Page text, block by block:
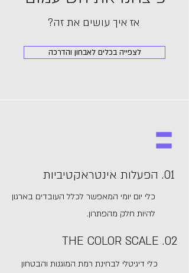
אז איך עושים את זה?
לצפייה בכלים לאבחון והדרכה
01. הפעלות אינטראקטיביות
כלי יום יומי המאפשר לכלל העובדים בארגון
להיות חלק מהפתרון.
02. THE COLOR SCALE
כלי דיגיטלי לבחינת רמת המוגנות והבטחון